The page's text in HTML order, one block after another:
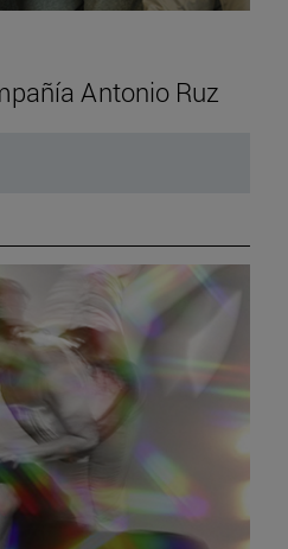
Antonio Ruz